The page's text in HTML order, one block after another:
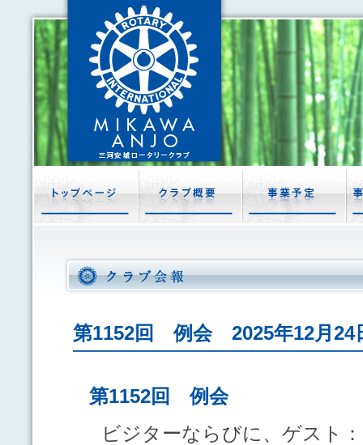
第1152回 例会 2025年12月24
第1152回 例会
ビジターならびに、ゲスト